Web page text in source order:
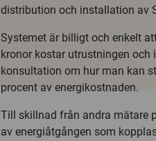
distribution och installation av
Systemet är billigt och enkelt
kronor kostar utrustningen
konsultation om hur man kan
procent av energikostnaden.
Till skillnad från andra mätare
av energiåtgången som